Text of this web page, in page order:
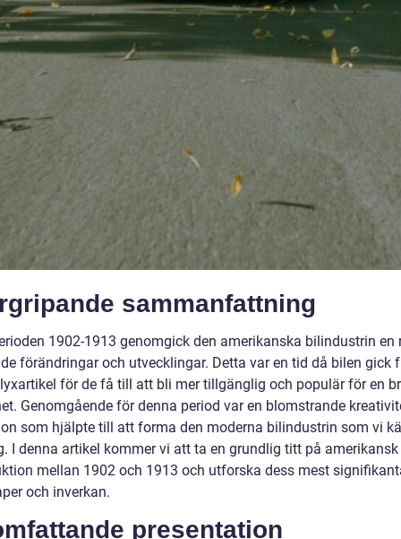
sammanfattning
1902-1913 genomgick den amerikanska bilindustrin en
förändringar och utvecklingar. Detta var en tid då bilen gick
för de få till att bli mer tillgänglig och populär för en
Genomgående för denna period var en blomstrande
som hjälpte till att forma den moderna bilindustrin som vi
I denna artikel kommer vi att ta en grundlig titt på amerikansk
mellan 1902 och 1913 och utforska dess mest
och inverkan.
presentation